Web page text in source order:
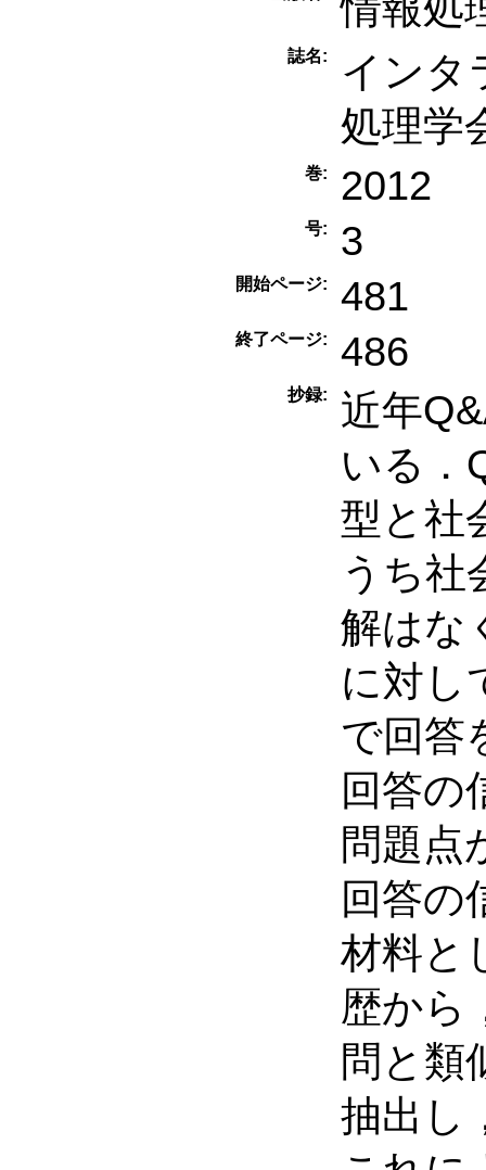
誌名:
インタ
処理学
巻: 2012
号: 3
開始ページ: 481
終了ページ: 486
抄録:
近年
いる．
型と社
うち社
解はな
に対し
で回答
回答の
問題点
回答の
材料と
歴から
問と類
抽出し